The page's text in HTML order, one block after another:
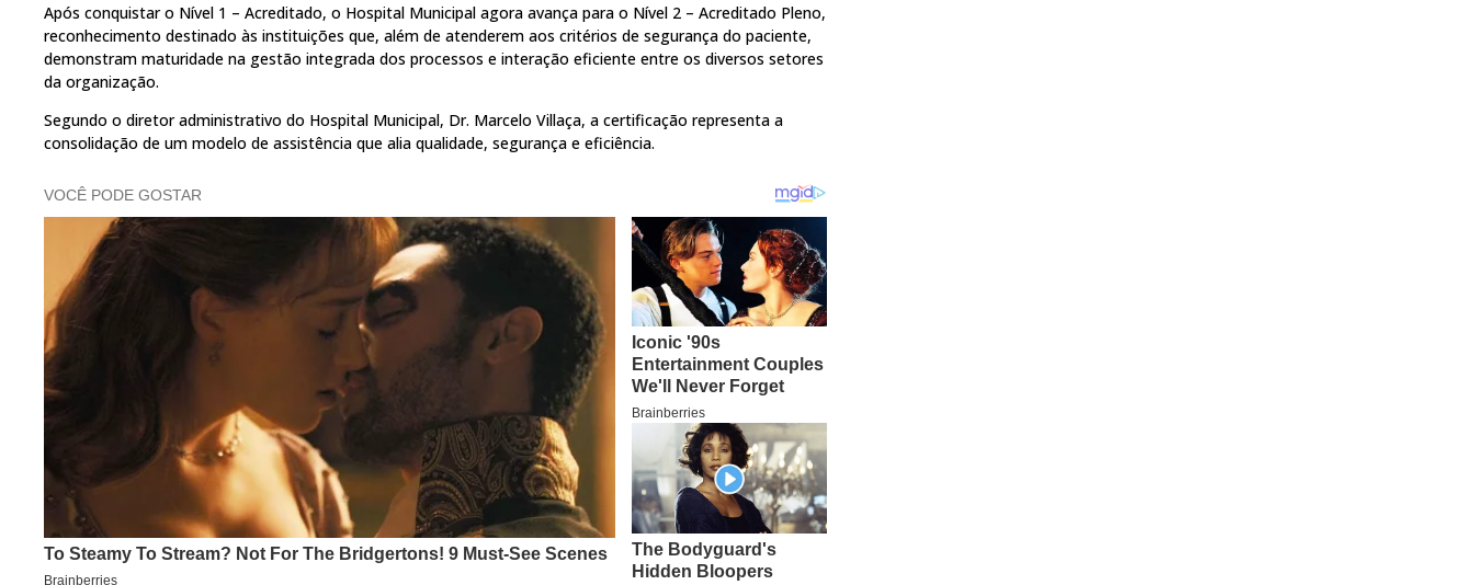
Após conquistar o Nível 1 – Acreditado, o Hospital Municipal agora avança para o Nível 2 – Acreditado Pleno,
reconhecimento destinado às instituições que, além de atenderem aos critérios de segurança do paciente,
demonstram maturidade na gestão integrada dos processos e interação eficiente entre os diversos setores
da organização.
Segundo o diretor administrativo do Hospital Municipal, Dr. Marcelo Villaça, a certificação representa a
consolidação de um modelo de assistência que alia qualidade, segurança e eficiência.